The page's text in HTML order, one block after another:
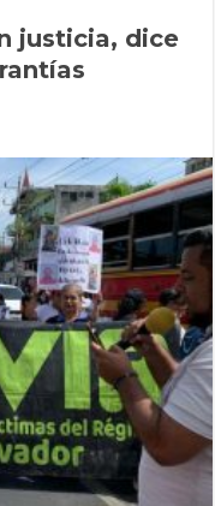
justicia, dice